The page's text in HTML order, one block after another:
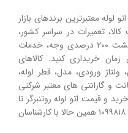
لوله معتبرترین برندهای بازار
تعمیرات در سراسر کشور،
ضمانت مرجوعی 7 روزه، گارانتی بازگشت 200 درصدی وجه، خدمات
خریداری کنید. کالاهای
ولتاژ ورودی، مدل، قطر لوله،
و گارانتی های معتبر شرکتی
و قیمت اتو لوله روتنبرگر تا
سایز ۷۰ میلیمتر P75 مدل ترموستاتیک ۱۰۹۹۸۱۸ همین حالا با کارشناسان